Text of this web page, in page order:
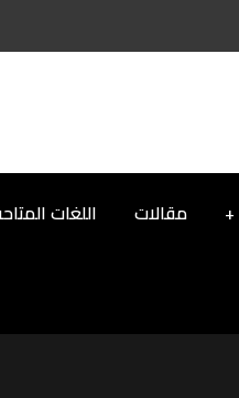
مقالات اللغات